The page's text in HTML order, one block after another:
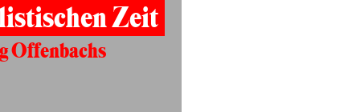
Zeit
Offenbachs